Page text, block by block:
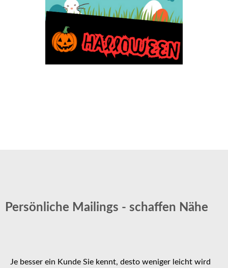
Persönliche Mailings - schaffen Nähe
Je besser ein Kunde Sie kennt, desto weniger leicht wird